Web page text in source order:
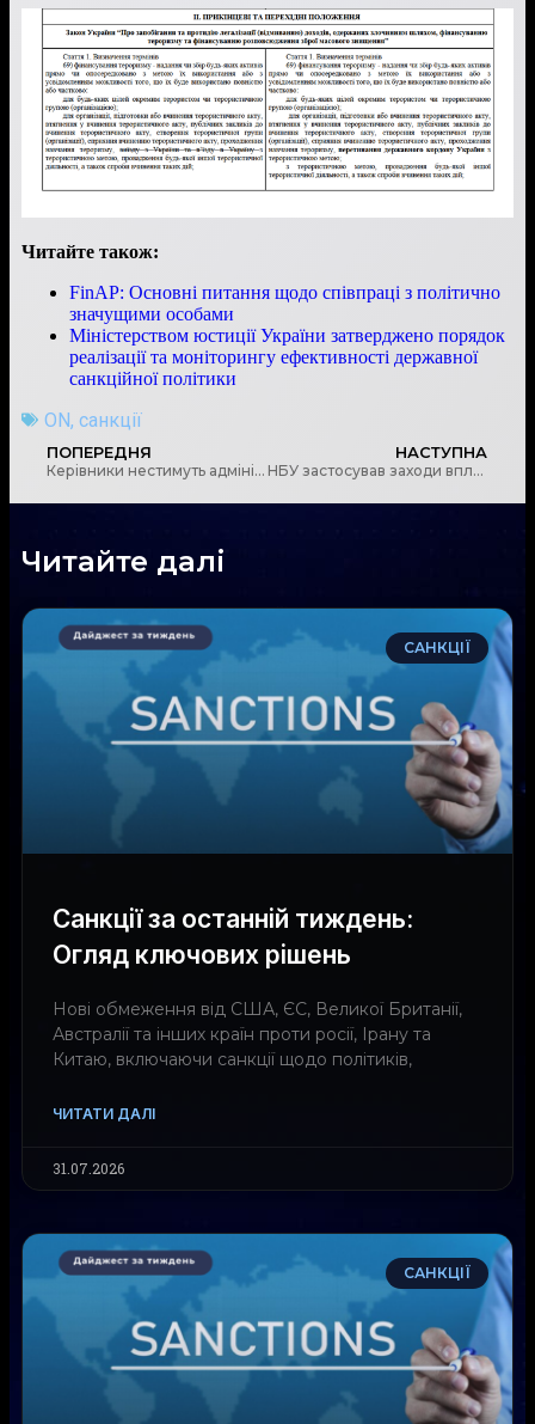
Читайте також:
FinAP: Основні питання щодо співпраці з політично
значущими особами
Міністерством юстиції України затверджено порядок
реалізації та моніторингу ефективності державної
санкційної політики
ON, санкції
ПОПЕРЕДНЯ
Керівники нестимуть адміністративну відповідальність за неподання інформації про кінцевого бенефіціарного власника
НАСТУПНА
НБУ застосував заходи впливу до одного ломбарду та 14 фінансових компаній
Читайте далі
САНКЦІЇ
Санкції за останній тиждень:
Огляд ключових рішень
Нові обмеження від США, ЄС, Великої Британії,
Австралії та інших країн проти росії, Ірану та
Китаю, включаючи санкції щодо політиків,
ЧИТАТИ ДАЛІ
31.07.2026
САНКЦІЇ